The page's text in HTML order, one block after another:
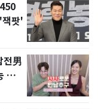
팟'
男
화